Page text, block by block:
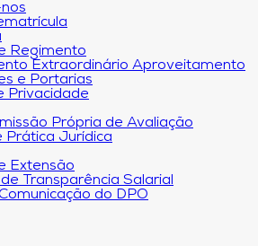
Regimento
Extraordinário Aproveitamento
e Portarias
Privacidade
Própria de Avaliação
Prática Jurídica
Extensão
Transparência Salarial
do DPO